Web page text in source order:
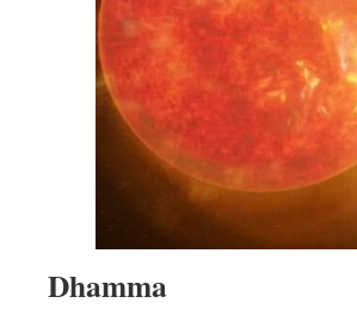
Dhamma